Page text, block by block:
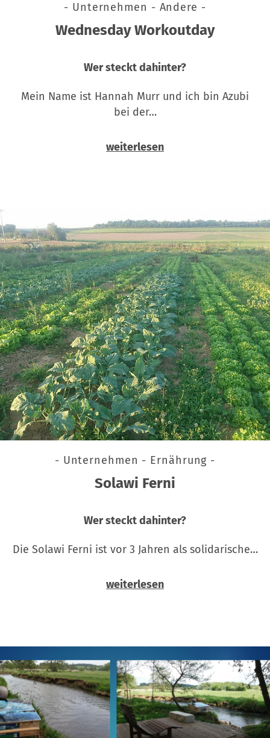
- Unternehmen - Andere -
Wednesday Workoutday
Wer steckt dahinter?
Mein Name ist Hannah Murr und ich bin Azubi
bei der…
weiterlesen
- Unternehmen - Ernährung -
Solawi Ferni
Wer steckt dahinter?
Die Solawi Ferni ist vor 3 Jahren als solidarische…
weiterlesen